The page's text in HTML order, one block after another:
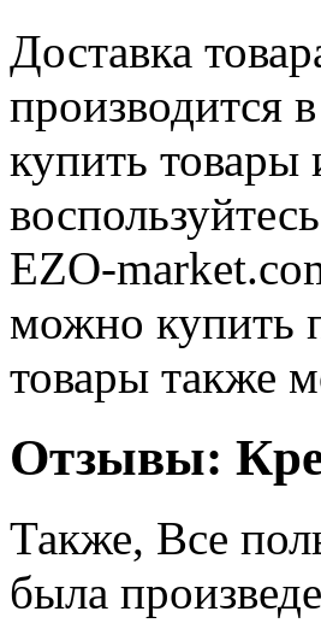
Доставка
производится
купить товары
EZO-
можно купить
товары также
Отзывы:
Также, Все
была